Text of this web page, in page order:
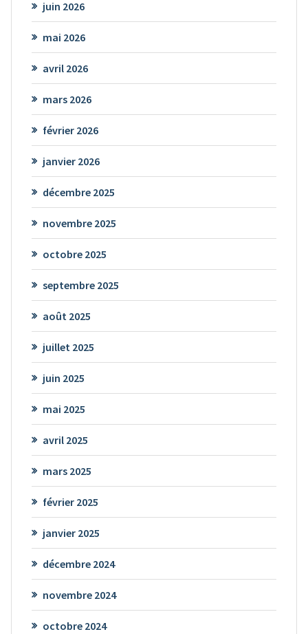
juin 2026
mai 2026
avril 2026
mars 2026
février 2026
janvier 2026
décembre 2025
novembre 2025
octobre 2025
septembre 2025
août 2025
juillet 2025
juin 2025
mai 2025
avril 2025
mars 2025
février 2025
janvier 2025
décembre 2024
novembre 2024
octobre 2024